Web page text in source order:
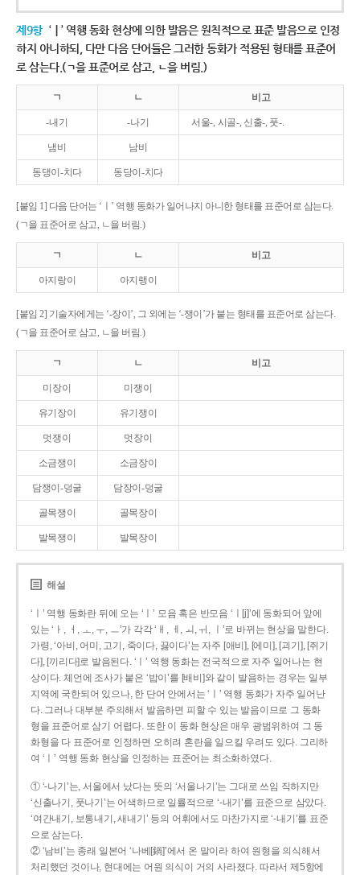
제9항 ‘ㅣ’ 역행 동화 현상에 의한 발음은 원칙적으로 표준 발음으로 인정
하지 아니하되, 다만 다음 단어들은 그러한 동화가 적용된 형태를 표준어
로 삼는다.(ㄱ을 표준어로 삼고, ㄴ을 버림.)
ㄱ ㄴ 비고
-내기 -나기 서울-, 시골-, 신출-, 풋-.
냄비 남비
동댕이-치다 동당이-치다
[붙임 1] 다음 단어는 ‘ㅣ’ 역행 동화가 일어나지 아니한 형태를 표준어로 삼는다.
(ㄱ을 표준어로 삼고, ㄴ을 버림.)
ㄱ ㄴ 비고
아지랑이 아지랭이
[붙임 2] 기술자에게는 ‘-장이’, 그 외에는 ‘-쟁이’가 붙는 형태를 표준어로 삼는다.
(ㄱ을 표준어로 삼고, ㄴ을 버림.)
ㄱ ㄴ 비고
미장이 미쟁이
유기장이 유기쟁이
멋쟁이 멋장이
소금쟁이 소금장이
담쟁이-덩굴 담장이-덩굴
골목쟁이 골목장이
발목쟁이 발목장이
해설
‘ㅣ’ 역행 동화란 뒤에 오는 ‘ㅣ’ 모음 혹은 반모음 ‘ㅣ[j]’에 동화되어 앞에
있는 ‘ㅏ, ㅓ, ㅗ, ㅜ, ㅡ’가 각각 ‘ㅐ, ㅔ, ㅚ, ㅟ, ㅣ’로 바뀌는 현상을 말한다.
가령, ‘아비, 어미, 고기, 죽이다, 끓이다’는 자주 [애비], [에미], [괴기], [쥐기
다], [끼리다]로 발음된다. ‘ㅣ’ 역행 동화는 전국적으로 자주 일어나는 현
상이다. 체언에 조사가 붙은 ‘밥이’를 [배비]와 같이 발음하는 경우는 일부
지역에 국한되어 있으나, 한 단어 안에서는 ‘ㅣ’ 역행 동화가 자주 일어난
다. 그러나 대부분 주의해서 발음하면 피할 수 있는 발음이므로 그 동화
형을 표준어로 삼기 어렵다. 또한 이 동화 현상은 매우 광범위하여 그 동
화형을 다 표준어로 인정하면 오히려 혼란을 일으킬 우려도 있다. 그리하
여 ‘ㅣ’ 역행 동화 현상을 인정하는 표준어는 최소화하였다.
① ‘-나기’는, 서울에서 났다는 뜻의 ‘서울나기’는 그대로 쓰임 직하지만
‘신출나기, 풋나기’는 어색하므로 일률적으로 ‘-내기’를 표준으로 삼았다.
‘여간내기, 보통내기, 새내기’ 등의 어휘에서도 마찬가지로 ‘-내기’를 표준
으로 삼는다.
② ‘남비’는 종래 일본어 ‘나베[鍋]’에서 온 말이라 하여 원형을 의식해서
처리했던 것이나, 현대에는 어원 의식이 거의 사라졌다. 따라서 제5항에